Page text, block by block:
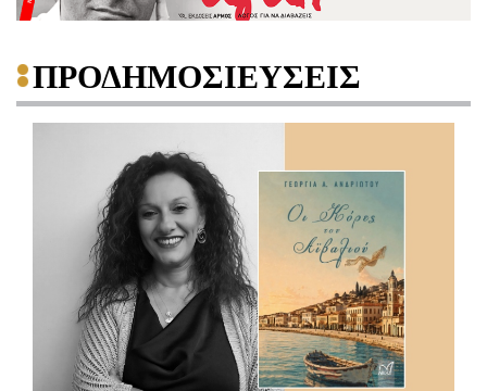
ΠΡΟΔΗΜΟΣΙΕΥΣΕΙΣ